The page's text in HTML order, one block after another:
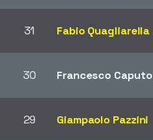
31 Fabio Quagliarella
30 Francesco Caputo
29 Giampaolo Pazzini